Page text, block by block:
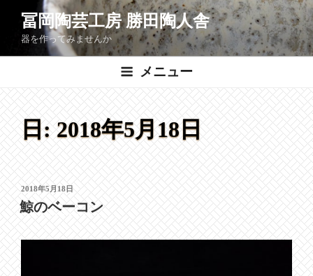
ン
へ
ス
キ
ッ
プ
冨岡陶芸工房 勝田陶人舎
器を作ってみませんか
メニュー
日:2018年5月18日
投
稿
日:
2018年5月18日
鯨のベーコン